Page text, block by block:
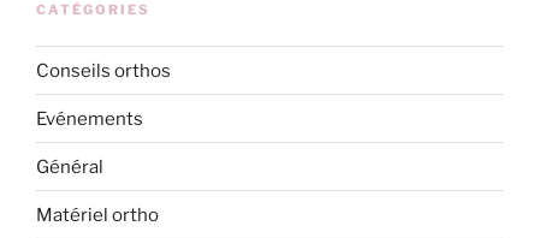
CATÉGORIES
Conseils orthos
Evénements
Général
Matériel ortho